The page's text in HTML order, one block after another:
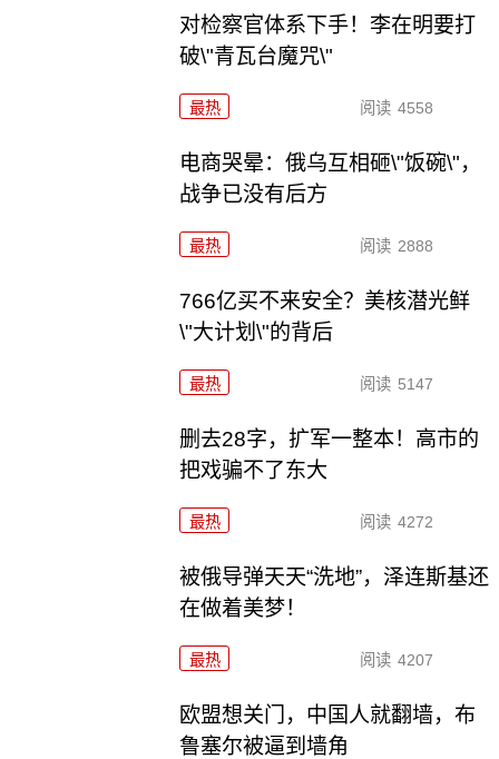
对检察官体系下手！李在明要打
破\"青瓦台魔咒\"
最热 阅读 4558
电商哭晕：俄乌互相砸\"饭碗\"，
战争已没有后方
最热 阅读 2888
766亿买不来安全？美核潜光鲜
\"大计划\"的背后
最热 阅读 5147
删去28字，扩军一整本！高市的
把戏骗不了东大
最热 阅读 4272
被俄导弹天天“洗地”，泽连斯基还
在做着美梦！
最热 阅读 4207
欧盟想关门，中国人就翻墙，布
鲁塞尔被逼到墙角